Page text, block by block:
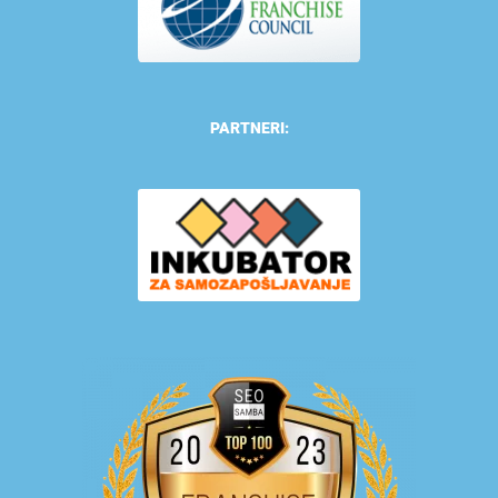
PARTNERI: